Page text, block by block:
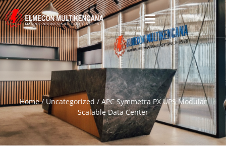
Home/ Uncategorized / APC Symmetra PX UPS Modular
Scalable Data Center